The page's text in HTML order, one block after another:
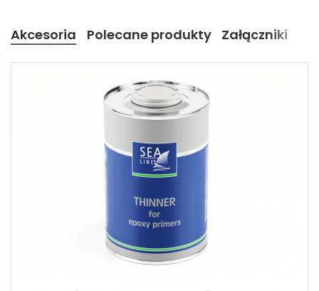
Akcesoria Polecane produkty Załączniki